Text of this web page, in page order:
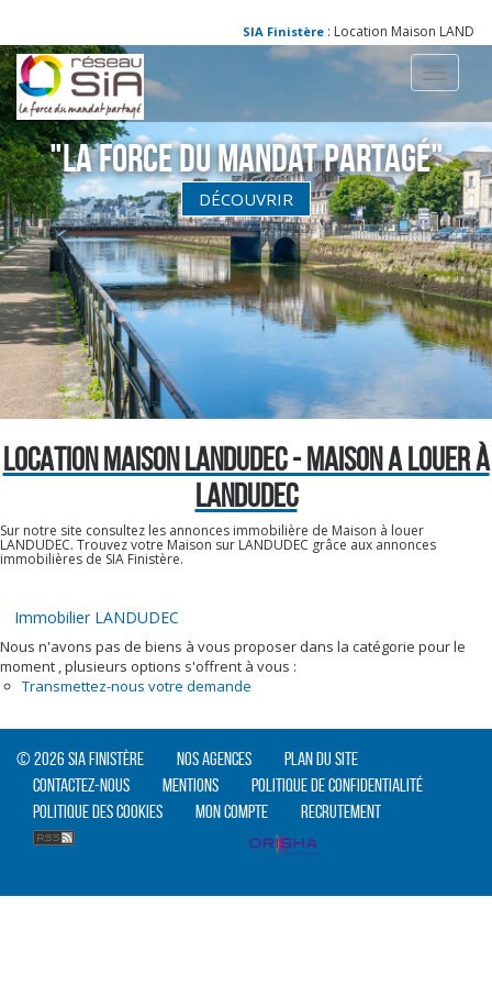
SIA Finistère: Location Maison
Toggle
"La Force du Mandat partagé"
DÉCOUVRIR
LOCATION MAISON LANDUDEC - MAISON A LOUER À
LANDUDEC
Sur notre site consultez les annonces immobilière de Maison à louer
LANDUDEC. Trouvez votre Maison sur LANDUDEC grâce aux annonces
immobilières de SIA Finistère.
Immobilier LANDUDEC
Nous n'avons pas de biens à vous proposer dans la catégorie pour le
moment , plusieurs options s'offrent à vous :
Transmettez-nous votre demande
© 2026 SIA Finistère Nos agences
Plan du site
Contactez-nous
Mentions
Politique de confidentialité
Politique des cookies
Mon compte Recrutement